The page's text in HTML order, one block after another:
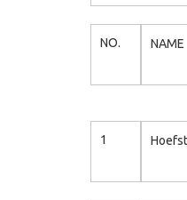
NO. NAME
1